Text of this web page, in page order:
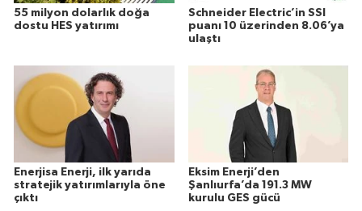
55 milyon dolarlık doğa
dostu HES yatırımı
Schneider Electric’in SSI
puanı 10 üzerinden 8.06’ya
ulaştı
Enerjisa Enerji, ilk yarıda
stratejik yatırımlarıyla öne
çıktı
Eksim Enerji’den
Şanlıurfa’da 191.3 MW
kurulu GES gücü